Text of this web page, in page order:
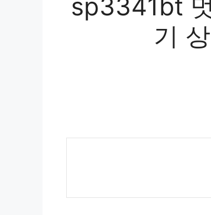
sp3341bt
기